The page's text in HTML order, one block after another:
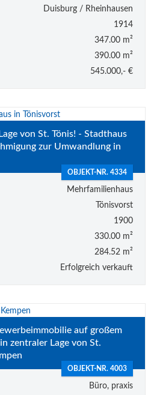
Duisburg / Rheinhausen
1914
347.00 m²
390.00 m²
545.000,- €
von St. Tönis! - Stadthaus
zur Umwandlung in
OBJEKT-NR. 4334
Mehrfamilienhaus
Tönisvorst
1900
330.00 m²
284.52 m²
Erfolgreich verkauft
auf großem
zentraler Lage von St.
OBJEKT-NR. 4003
Büro, praxis